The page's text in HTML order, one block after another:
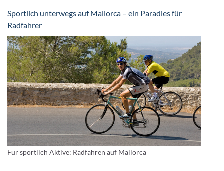
Sportlich unterwegs auf Mallorca – ein Paradies für
Radfahrer
Für sportlich Aktive: Radfahren auf Mallorca